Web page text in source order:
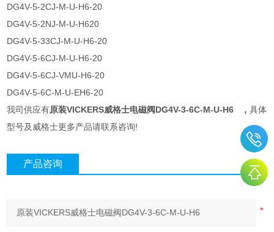
DG4V-5-2CJ-M-U-H6-20
DG4V-5-2NJ-M-U-H620
DG4V-5-33CJ-M-U-H6-20
DG4V-5-6CJ-M-U-H6-20
DG4V-5-6CJ-VMU-H6-20
DG4V-5-6C-M-U-EH6-20
我司供应有原装VICKERS威格士电磁阀DG4V-3-6C-M-U-H6 ，具体
型号及威格士更多产品请联系咨询!
产品咨询